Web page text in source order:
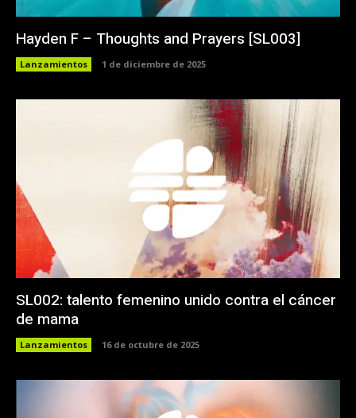
Hayden F – Thoughts and Prayers [SL003]
Lanzamientos 1 de diciembre de 2025
SL002: talento femenino unido contra el cáncer
de mama
Lanzamientos 16 de octubre de 2025